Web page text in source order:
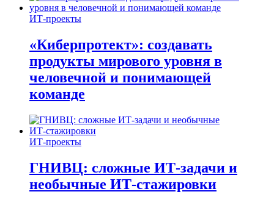
ИТ-проекты
«Киберпротект»: создавать
продукты мирового уровня в
человечной и понимающей
команде
ИТ-проекты
ГНИВЦ: сложные ИТ‑задачи и
необычные ИТ‑стажировки